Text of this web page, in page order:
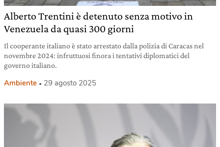
Alberto Trentini è detenuto senza motivo in
Venezuela da quasi 300 giorni
Il cooperante italiano è stato arrestato dalla polizia di Caracas nel
novembre 2024: infruttuosi finora i tentativi diplomatici del
governo italiano.
Ambiente 29 agosto 2025